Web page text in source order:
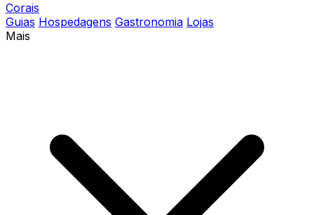
Corais
Guias Hospedagens Gastronomia Lojas
Mais